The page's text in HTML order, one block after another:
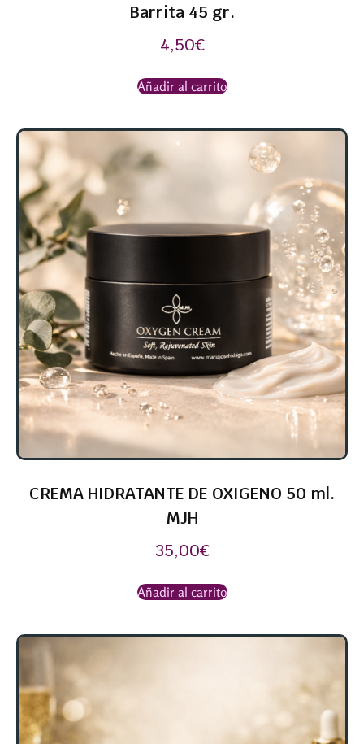
Barrita 45 gr.
4,50€
Añadir al carrito
CREMA HIDRATANTE DE OXIGENO 50 ml.
MJH
35,00€
Añadir al carrito